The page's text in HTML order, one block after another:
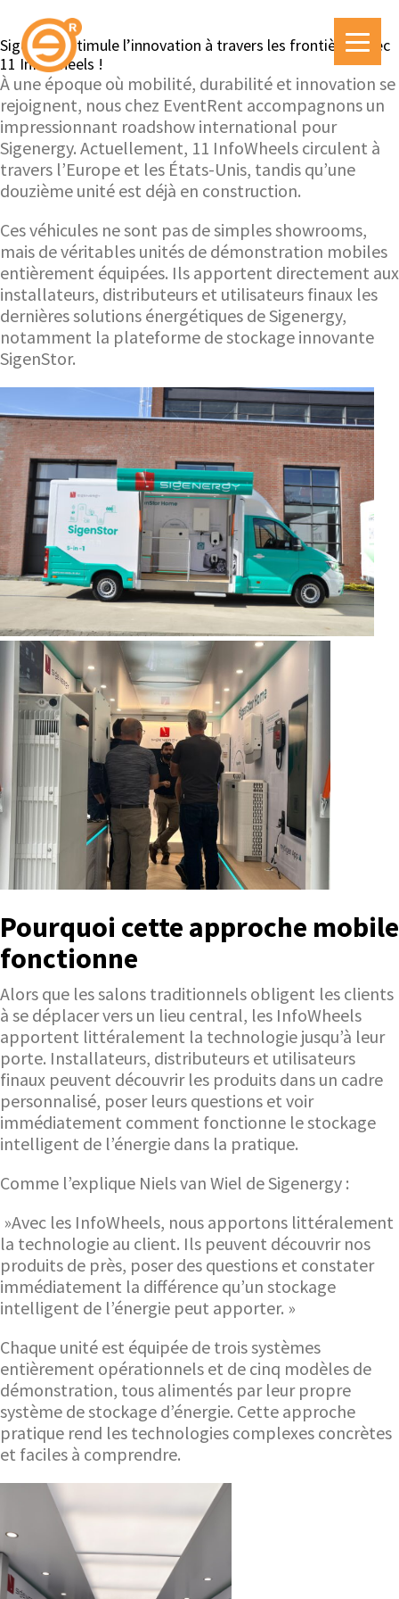
Sigenergy stimule l’innovation à travers les frontières avec
11 InfoWheels !
À une époque où mobilité, durabilité et innovation se
rejoignent, nous chez EventRent accompagnons un
impressionnant roadshow international pour
Sigenergy. Actuellement, 11 InfoWheels circulent à
travers l’Europe et les États-Unis, tandis qu’une
douzième unité est déjà en construction.
Ces véhicules ne sont pas de simples showrooms,
mais de véritables unités de démonstration mobiles
entièrement équipées. Ils apportent directement aux
installateurs, distributeurs et utilisateurs finaux les
dernières solutions énergétiques de Sigenergy,
notamment la plateforme de stockage innovante
SigenStor.
Pourquoi cette approche mobile
fonctionne
Alors que les salons traditionnels obligent les clients
à se déplacer vers un lieu central, les InfoWheels
apportent littéralement la technologie jusqu’à leur
porte. Installateurs, distributeurs et utilisateurs
finaux peuvent découvrir les produits dans un cadre
personnalisé, poser leurs questions et voir
immédiatement comment fonctionne le stockage
intelligent de l’énergie dans la pratique.
Comme l’explique Niels van Wiel de Sigenergy :
»Avec les InfoWheels, nous apportons littéralement
la technologie au client. Ils peuvent découvrir nos
produits de près, poser des questions et constater
immédiatement la différence qu’un stockage
intelligent de l’énergie peut apporter. »
Chaque unité est équipée de trois systèmes
entièrement opérationnels et de cinq modèles de
démonstration, tous alimentés par leur propre
système de stockage d’énergie. Cette approche
pratique rend les technologies complexes concrètes
et faciles à comprendre.